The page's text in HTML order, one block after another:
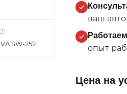
ваш
опыт
Цена на
SW-252